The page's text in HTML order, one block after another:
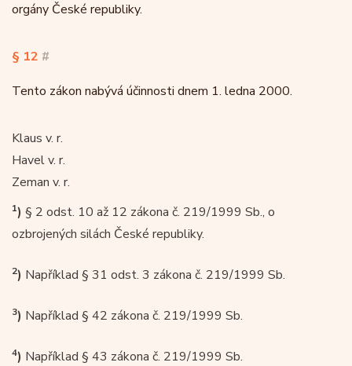
orgány České republiky.
§ 12 #
Tento zákon nabývá účinnosti dnem 1. ledna 2000.
Klaus v. r.
Havel v. r.
Zeman v. r.
1) § 2 odst. 10 až 12 zákona č. 219/1999 Sb., o
ozbrojených silách České republiky.
2) Například § 31 odst. 3 zákona č. 219/1999 Sb.
3) Například § 42 zákona č. 219/1999 Sb.
4) Například § 43 zákona č. 219/1999 Sb.